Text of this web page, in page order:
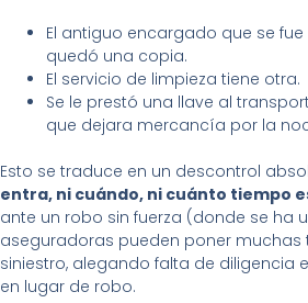
El antiguo encargado que se
quedó una copia.
El servicio de limpieza tiene otra.
Se le prestó una llave al
que dejara mercancía por la
Esto se traduce en un descontrol
entra, ni cuándo, ni cuánto tiempo
ante un robo sin fuerza (donde se ha
aseguradoras pueden poner muchas
siniestro, alegando falta de diligencia
en lugar de robo.